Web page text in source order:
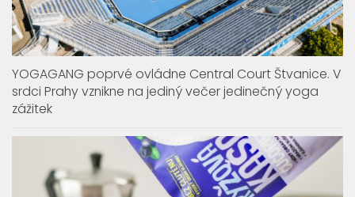
YOGAGANG poprvé ovládne Central Court Štvanice. V
srdci Prahy vznikne na jediný večer jedinečný yoga
zážitek